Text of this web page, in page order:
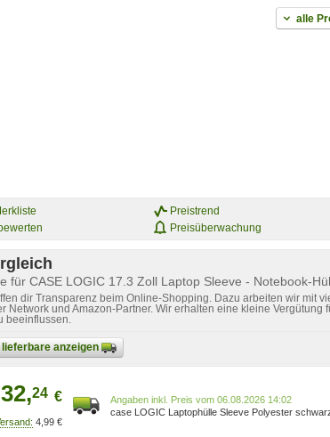
alle
Preistrend
Preisüberwachung
für CASE LOGIC 17.3 Zoll Laptop Sleeve - Notebook-
dir Transparenz beim Online-Shopping. Dazu arbeiten wir mit
Network und Amazon-Partner. Wir erhalten eine kleine Vergütung
beeinflussen.
anzeigen
32,24 €
4,99 €
Preis vom 06.08.2026 14:02
case LOGIC Laptophülle Sleeve Polyester